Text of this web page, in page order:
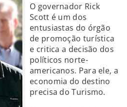
O governador Rick
Scott é um dos
entusiastas do órgão
de promoção turística
e critica a decisão dos
políticos norte-
americanos. Para ele, a
economia do destino
precisa do Turismo.